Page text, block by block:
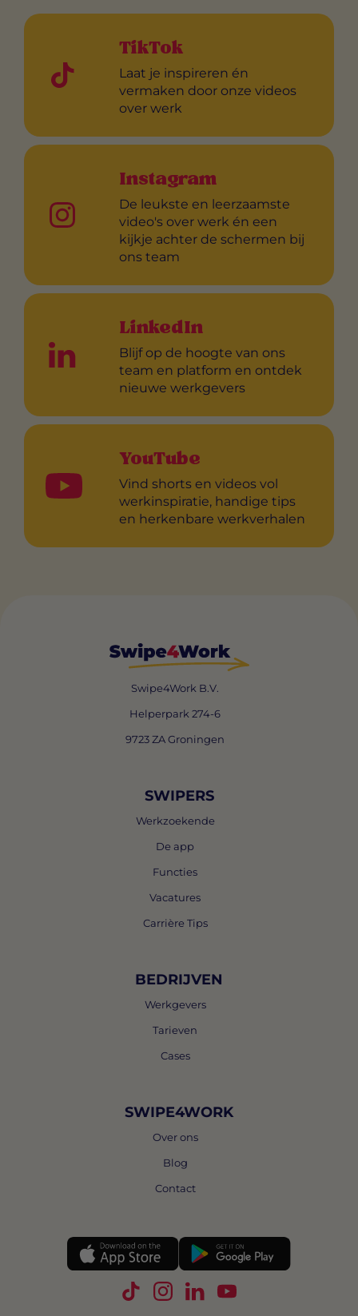
TikTok
Laat je inspireren én
vermaken door onze videos
over werk
Instagram
De leukste en leerzaamste
video's over werk én een
kijkje achter de schermen bij
ons team
LinkedIn
Blijf op de hoogte van ons
team en platform en ontdek
nieuwe werkgevers
YouTube
Vind shorts en videos vol
werkinspiratie, handige tips
en herkenbare werkverhalen
Swipe4Work B.V.
Helperpark 274-6
9723 ZA Groningen
SWIPERS
Werkzoekende
De app
Functies
Vacatures
Carrière Tips
BEDRIJVEN
Werkgevers
Tarieven
Cases
SWIPE4WORK
Over ons
Blog
Contact
Volg Swipe4Work op TikTok
Volg Swipe4Work op
Volg Swipe4Work op
Volg Swipe4Work